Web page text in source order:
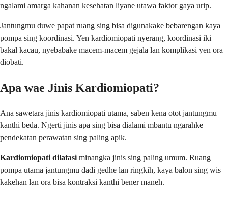
ngalami amarga kahanan kesehatan liyane utawa faktor gaya urip.
Jantungmu duwe papat ruang sing bisa digunakake bebarengan kaya
pompa sing koordinasi. Yen kardiomiopati nyerang, koordinasi iki
bakal kacau, nyebabake macem-macem gejala lan komplikasi yen ora
diobati.
Apa wae Jinis Kardiomiopati?
Ana sawetara jinis kardiomiopati utama, saben kena otot jantungmu
kanthi beda. Ngerti jinis apa sing bisa dialami mbantu ngarahke
pendekatan perawatan sing paling apik.
Kardiomiopati dilatasi minangka jinis sing paling umum. Ruang
pompa utama jantungmu dadi gedhe lan ringkih, kaya balon sing wis
kakehan lan ora bisa kontraksi kanthi bener maneh.